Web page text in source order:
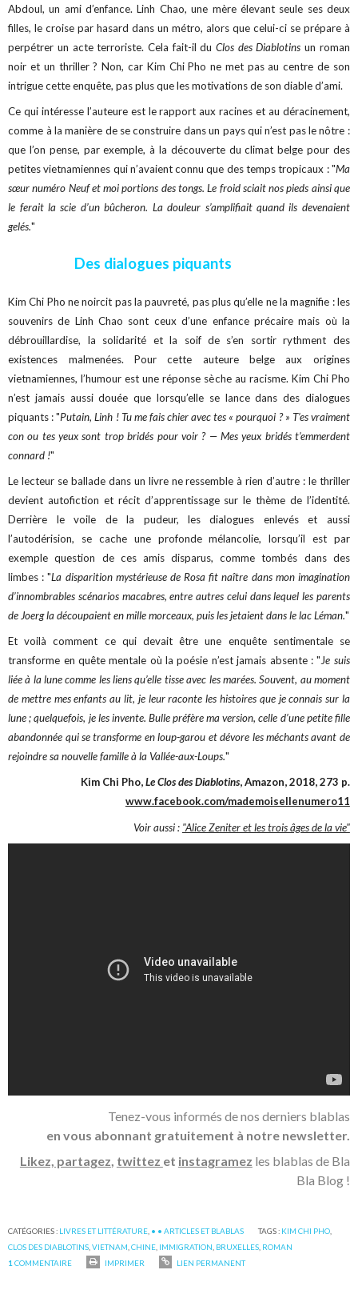
Abdoul, un ami d’enfance. Linh Chao, une mère élevant seule ses deux
filles, le croise par hasard dans un métro, alors que celui-ci se prépare à
perpétrer un acte terroriste. Cela fait-il duClos des Diablotins un roman
noir et un thriller ? Non, car Kim Chi Pho ne met pas au centre de son
intrigue cette enquête, pas plus que les motivations de son diable d’ami.
Ce qui intéresse l’auteure est le rapport aux racines et au déracinement,
comme à la manière de se construire dans un pays qui n’est pas le nôtre :
que l’on pense, par exemple, à la découverte du climat belge pour des
petites vietnamiennes qui n’avaient connu que des temps tropicaux : "Ma
sœur numéro Neuf et moi portions des tongs. Le froid sciait nos pieds ainsi que
le ferait la scie d’un bûcheron. La douleur s’amplifiait quand ils devenaient
gelés."
Des dialogues piquants
Kim Chi Pho ne noircit pas la pauvreté, pas plus qu’elle ne la magnifie : les
souvenirs de Linh Chao sont ceux d’une enfance précaire mais où la
débrouillardise, la solidarité et la soif de s’en sortir rythment des
existences malmenées. Pour cette auteure belge aux origines
vietnamiennes, l’humour est une réponse sèche au racisme. Kim Chi Pho
n’est jamais aussi douée que lorsqu’elle se lance dans des dialogues
piquants : "Putain, Linh ! Tu me fais chier avec tes « pourquoi ? » T’es vraiment
con ou tes yeux sont trop bridés pour voir ? — Mes yeux bridés t’emmerdent
connard !"
Le lecteur se ballade dans un livre ne ressemble à rien d’autre : le thriller
devient autofiction et récit d’apprentissage sur le thème de l’identité.
Derrière le voile de la pudeur, les dialogues enlevés et aussi
l’autodérision, se cache une profonde mélancolie, lorsqu’il est par
exemple question de ces amis disparus, comme tombés dans des
limbes : "La disparition mystérieuse de Rosa fit naître dans mon imagination
d’innombrables scénarios macabres, entre autres celui dans lequel les parents
de Joerg la découpaient en mille morceaux, puis les jetaient dans le lac Léman."
Et voilà comment ce qui devait être une enquête sentimentale se
transforme en quête mentale où la poésie n’est jamais absente : "Je suis
liée à la lune comme les liens qu’elle tisse avec les marées. Souvent, au moment
de mettre mes enfants au lit, je leur raconte les histoires que je connais sur la
lune ; quelquefois, je les invente. Bulle préfère ma version, celle d’une petite fille
abandonnée qui se transforme en loup-garou et dévore les méchants avant de
rejoindre sa nouvelle famille à la Vallée-aux-Loups."
Kim Chi Pho,Le Clos des Diablotins, Amazon, 2018, 273 p.
www.facebook.com/mademoisellenumero11
Voir aussi : "Alice Zeniter et les trois âges de la vie"
Tenez-vous informés de nos derniers blablas
en vous abonnant gratuitement à notre newsletter.
Likez, partagez, twittez et instagramez les blablas de Bla
Bla Blog !
CATÉGORIES : LIVRES ET LITTÉRATURE • • ARTICLES ET BLABLAS TAGS : KIM CHI PHO
CLOS DES DIABLOTINS ,VIETNAM ,CHINE IMMIGRATION BRUXELLES ROMAN
1 COMMENTAIRE IMPRIMER LIEN PERMANENT